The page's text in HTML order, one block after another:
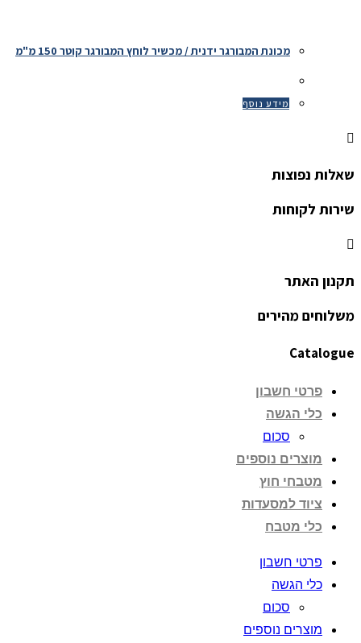
מכונת המבורגר ידנית / מכשיר לוחץ המבורגר קוטר 150 מ"מ
מידע נוסף
שאלות נפוצות
שירות לקוחות
תקנון האתר
משלוחים מהירים
Catalogue
פרטי חשבון
כלי הגשה
סכום
מוצרים נוספים
מטבחי חוץ
ציוד למסעדות
כלי מטבח
פרטי חשבון
כלי הגשה
סכום
מוצרים נוספים